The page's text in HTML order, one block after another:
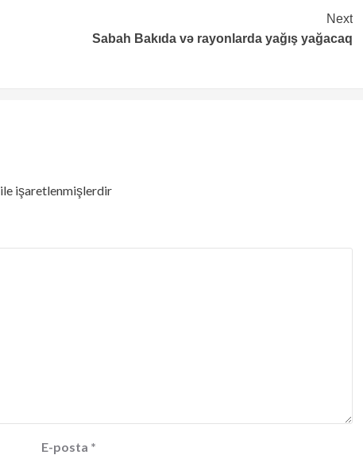
Next
Sabah Bakıda və rayonlarda yağış yağacaq
ile işaretlenmişlerdir
E-posta *